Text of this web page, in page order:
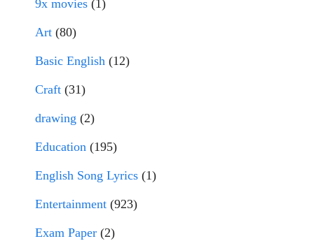
9x movies (1)
Art (80)
Basic English (12)
Craft (31)
drawing (2)
Education (195)
English Song Lyrics (1)
Entertainment (923)
Exam Paper (2)